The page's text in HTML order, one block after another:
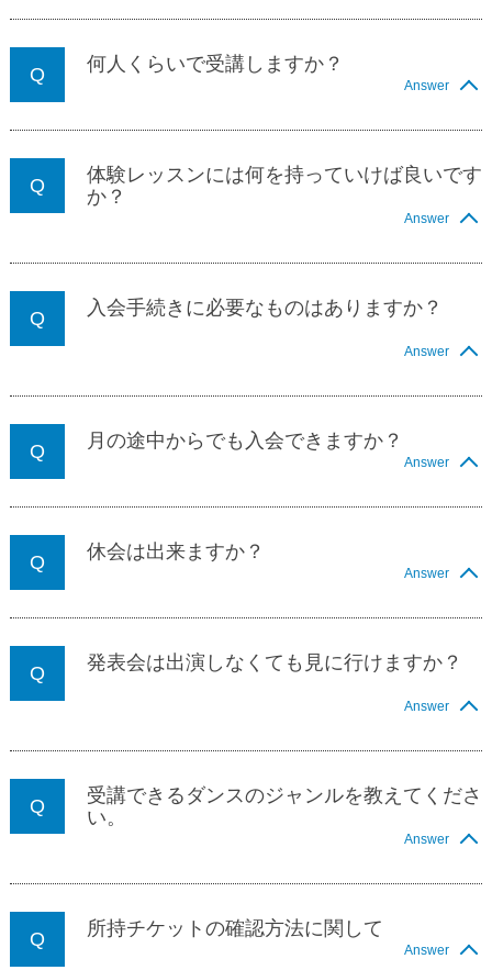
何人くらいで受講しますか？
Answer
体験レッスンには何を持っていけば良いです
か？
Answer
入会手続きに必要なものはありますか？
Answer
月の途中からでも入会できますか？
Answer
休会は出来ますか？
Answer
発表会は出演しなくても見に行けますか？
Answer
受講できるダンスのジャンルを教えてくださ
い。
Answer
所持チケットの確認方法に関して
Answer